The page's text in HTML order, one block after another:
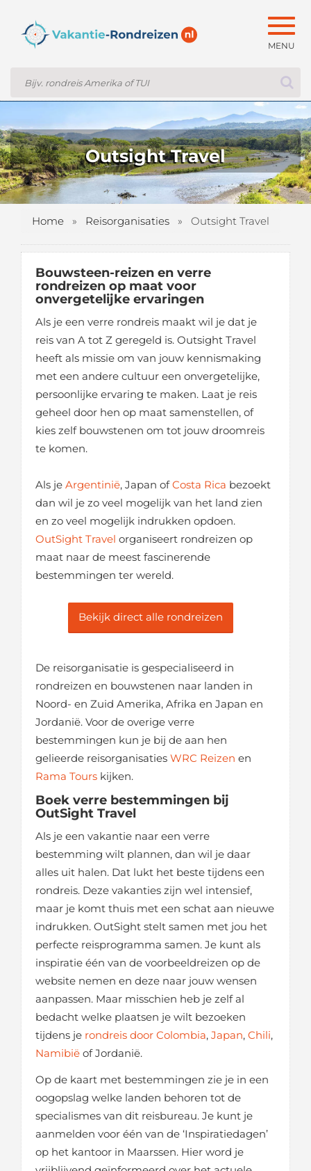
Outsight Travel
Home » Reisorganisaties » Outsight Travel
Bouwsteen-reizen en verre
rondreizen op maat voor
onvergetelijke ervaringen
Als je een verre rondreis maakt wil je dat je
reis van A tot Z geregeld is. Outsight Travel
heeft als missie om van jouw kennismaking
met een andere cultuur een onvergetelijke,
persoonlijke ervaring te maken. Laat je reis
geheel door hen op maat samenstellen, of
kies zelf bouwstenen om tot jouw droomreis
te komen.
Als je Argentinië, Japan ofCosta Rica bezoekt
dan wil je zo veel mogelijk van het land zien
en zo veel mogelijk indrukken opdoen.
OutSight Travel organiseert rondreizen op
maat naar de meest fascinerende
bestemmingen ter wereld.
Bekijk direct alle rondreizen
De reisorganisatie is gespecialiseerd in
rondreizen en bouwstenen naar landen in
Noord- en Zuid Amerika, Afrika en Japan en
Jordanië. Voor de overige verre
bestemmingen kun je bij de aan hen
gelieerde reisorganisaties WRC Reizen en
Rama Tours kijken.
Boek verre bestemmingen bij
OutSight Travel
Als je een vakantie naar een verre
bestemming wilt plannen, dan wil je daar
alles uit halen. Dat lukt het beste tijdens een
rondreis. Deze vakanties zijn wel intensief,
maar je komt thuis met een schat aan nieuwe
indrukken. OutSight stelt samen met jou het
perfecte reisprogramma samen. Je kunt als
inspiratie één van de voorbeeldreizen op de
website nemen en deze naar jouw wensen
aanpassen. Maar misschien heb je zelf al
bedacht welke plaatsen je wilt bezoeken
tijdens je rondreis door Colombia, Japan, Chili,
Namibië of Jordanië.
Op de kaart met bestemmingen zie je in een
oogopslag welke landen behoren tot de
specialismes van dit reisbureau. Je kunt je
aanmelden voor één van de ‘Inspiratiedagen’
op het kantoor in Maarssen. Hier word je